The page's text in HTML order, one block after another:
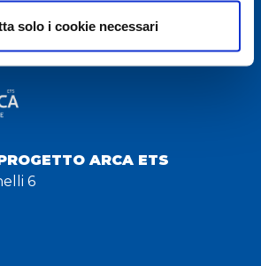
solo i cookie necessari
ARCA ETS
6